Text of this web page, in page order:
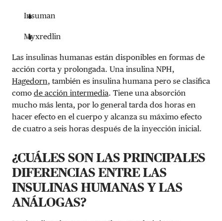
Insuman
Myxredlin
Las insulinas humanas están disponibles en formas de
acción corta y prolongada. Una insulina NPH,
Hagedorn, también es insulina humana pero se clasifica
como de acción intermedia. Tiene una absorción
mucho más lenta, por lo general tarda dos horas en
hacer efecto en el cuerpo y alcanza su máximo efecto
de cuatro a seis horas después de la inyección inicial.
¿CUÁLES SON LAS PRINCIPALES
DIFERENCIAS ENTRE LAS
INSULINAS HUMANAS Y LAS
ANÁLOGAS?